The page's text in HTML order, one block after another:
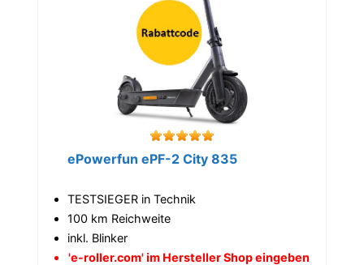
ePowerfun ePF-2 City 835
TESTSIEGER in Technik
100 km Reichweite
inkl. Blinker
'e-roller.com' im Hersteller Shop eingeben